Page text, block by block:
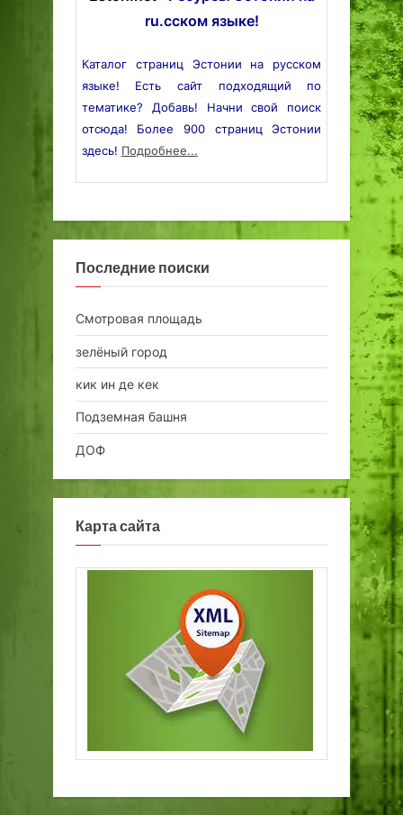
ru.сском языке!
Каталог страниц Эстонии на русском
языке! Есть сайт подходящий по
тематике? Добавь! Начни свой поиск
отсюда! Более 900 страниц Эстонии
здесь! Подробнее...
Последние поиски
Смотровая площадь
зелёный город
кик ин де кек
Подземная башня
ДОФ
Карта сайта